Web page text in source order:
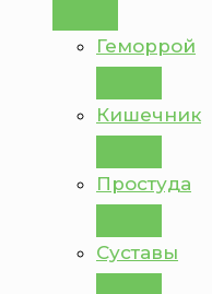
Геморрой
Кишечник
Простуда
Суставы